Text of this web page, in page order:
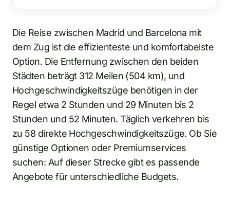
Die Reise zwischen Madrid und Barcelona mit
dem Zug ist die effizienteste und komfortabelste
Option. Die Entfernung zwischen den beiden
Städten beträgt 312 Meilen (504 km), und
Hochgeschwindigkeitszüge benötigen in der
Regel etwa 2 Stunden und 29 Minuten bis 2
Stunden und 52 Minuten. Täglich verkehren bis
zu 58 direkte Hochgeschwindigkeitszüge. Ob Sie
günstige Optionen oder Premiumservices
suchen: Auf dieser Strecke gibt es passende
Angebote für unterschiedliche Budgets.